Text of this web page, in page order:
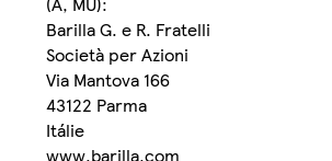
Barilla G. e R. Fratelli
Società per Azioni
Via Mantova 166
43122 Parma
Itálie
www.barilla.com